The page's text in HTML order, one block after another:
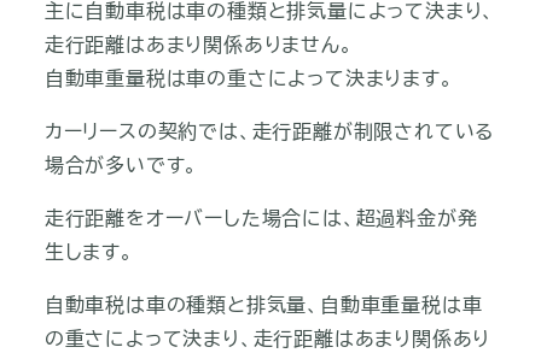
主に自動車税は車の種類と排気量によって決まり、
走行距離はあまり関係ありません。
自動車重量税は車の重さによって決まります。
カーリースの契約では、走行距離が制限されている
場合が多いです。
走行距離をオーバーした場合には、超過料金が発
生します。
自動車税は車の種類と排気量、自動車重量税は車
の重さによって決まり、走行距離はあまり関係あり